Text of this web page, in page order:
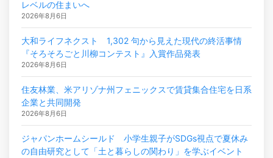
レベルの住まいへ
2026年8月6日
大和ライフネクスト 1,302 句から見えた現代の終活事情
『そろそろごと川柳コンテスト』入賞作品発表
2026年8月6日
住友林業、米アリゾナ州フェニックスで賃貸集合住宅を日系
企業と共同開発
2026年8月6日
ジャパンホームシールド 小学生親子がSDGs視点で夏休み
の自由研究として「土と暮らしの関わり」を学ぶイベント